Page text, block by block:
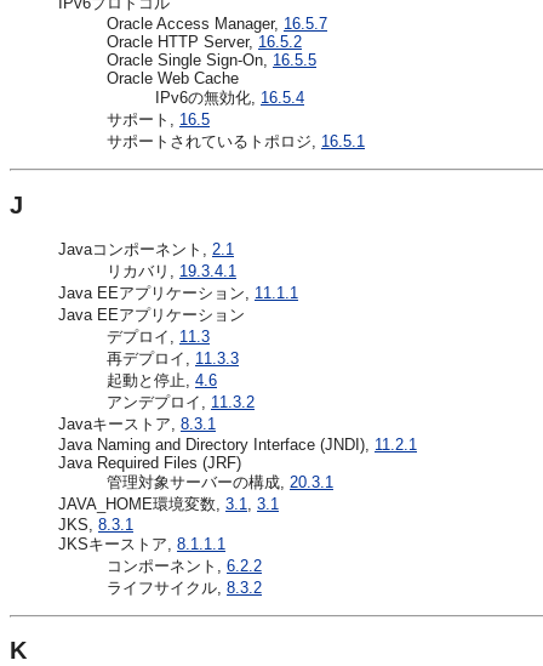
Oracle Access Manager, 16.5.7
Oracle HTTP Server, 16.5.2
Oracle Single Sign-On, 16.5.5
Oracle Web Cache
IPv6の無効化, 16.5.4
サポート, 16.5
サポートされているトポロジ, 16.5.1
J
Javaコンポーネント, 2.1
リカバリ, 19.3.4.1
Java EEアプリケーション, 11.1.1
Java EEアプリケーション
デプロイ, 11.3
再デプロイ, 11.3.3
起動と停止, 4.6
アンデプロイ, 11.3.2
Javaキーストア, 8.3.1
Java Naming and Directory Interface (JNDI), 11.2.1
Java Required Files (JRF)
管理対象サーバーの構成, 20.3.1
JAVA_HOME環境変数, 3.1, 3.1
JKS, 8.3.1
JKSキーストア, 8.1.1.1
コンポーネント, 6.2.2
ライフサイクル, 8.3.2
K